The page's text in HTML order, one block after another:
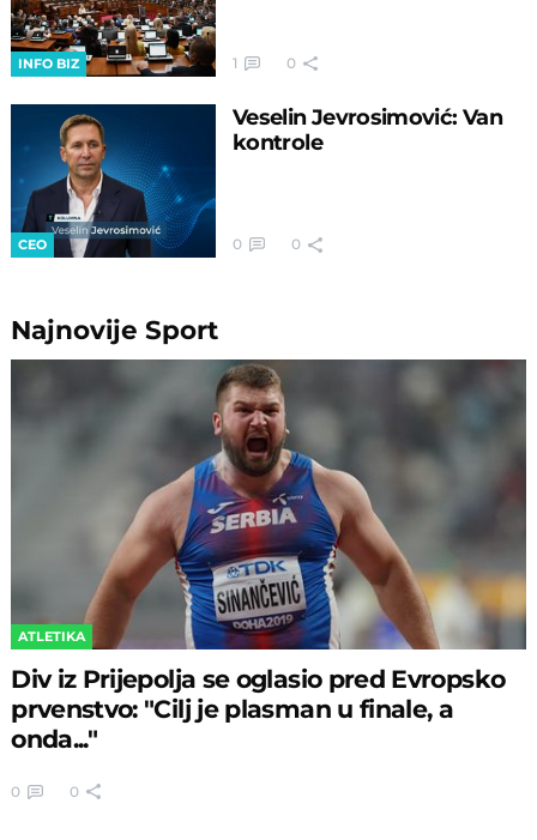
INFO BIZ 1 0
CEO
Veselin Jevrosimović: Van
kontrole
0 0
NajnovijeSport
ATLETIKA
Div iz Prijepolja se oglasio pred Evropsko
prvenstvo: "Cilj je plasman u finale, a
onda..."
0 0